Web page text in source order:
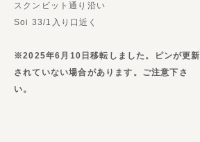
スクンビット通り沿い
Soi 33/1入り口近く
※2025年6月10日移転しました。ピンが更新
されていない場合があります。ご注意下さ
い。